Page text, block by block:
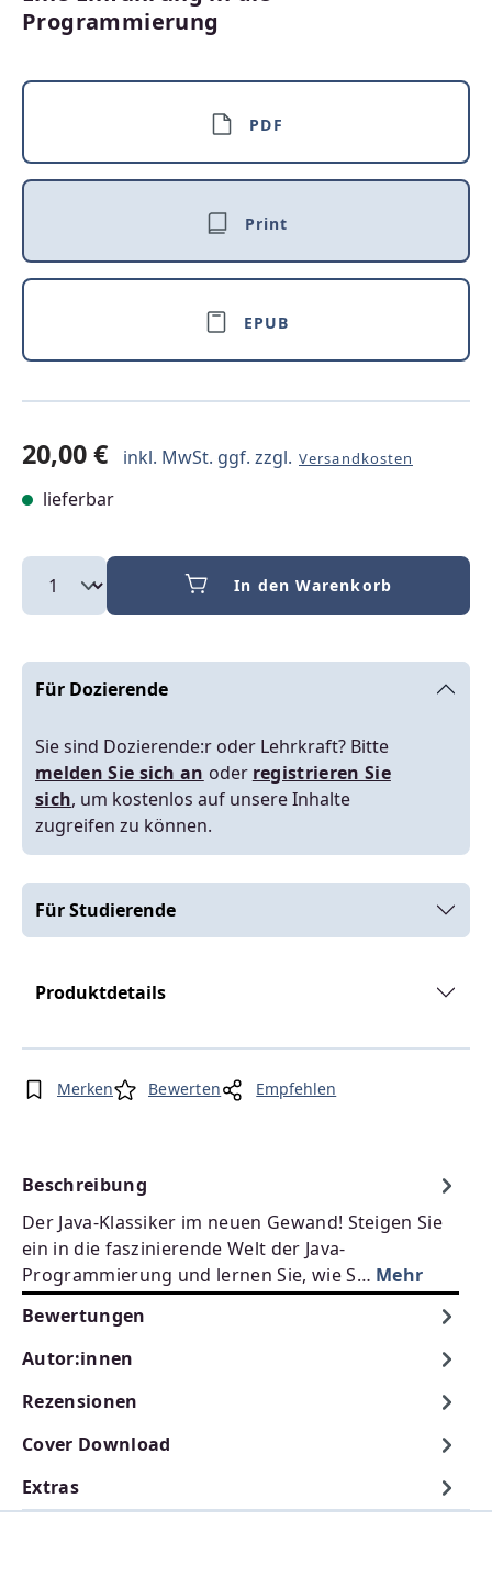
Programmierung
PDF
Print
EPUB
20,00 € inkl. MwSt. ggf. zzgl. Versandkosten
lieferbar
In den Warenkorb
Für Dozierende
Sie sind Dozierende:r oder Lehrkraft? Bitte
melden Sie sich an oder registrieren Sie
sich, um kostenlos auf unsere Inhalte
zugreifen zu können.
Für Studierende
Produktdetails
Merken Bewerten Empfehlen
Beschreibung
Der Java-Klassiker im neuen Gewand! Steigen Sie
ein in die faszinierende Welt der Java-
Programmierung und lernen Sie, wie S… Mehr
Bewertungen
Autor:innen
Rezensionen
Cover Download
Extras